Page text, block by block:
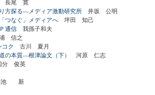
長尾 寛
方探る―メディア激動研究所 井坂 公明
つなぐ」メディアへ 坪田 知己
通信 我孫子和夫
信之
コク
古川 夏月
の本質―根津論文（下）
河原 仁志
分 俊英
池 新